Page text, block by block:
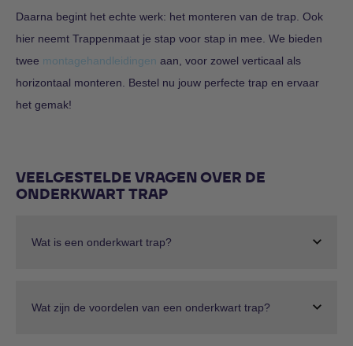
Daarna begint het echte werk: het monteren van de trap. Ook
hier neemt Trappenmaat je stap voor stap in mee. We bieden
twee montagehandleidingen aan, voor zowel verticaal als
horizontaal monteren. Bestel nu jouw perfecte trap en ervaar
het gemak!
VEELGESTELDE VRAGEN OVER DE
ONDERKWART TRAP
Wat is een onderkwart trap?
Wat zijn de voordelen van een onderkwart trap?